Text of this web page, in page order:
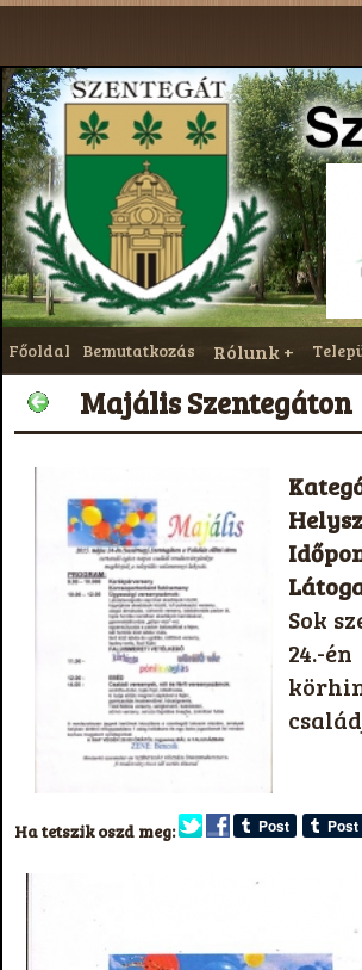
Főoldal Bemutatkozás Rólunk
Majális Szentegáton
Sok
24.-
Ha tetszik oszd meg: